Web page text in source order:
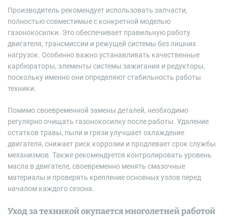
Производитель рекомендует использовать запчасти,
полностью совместимые с конкретной моделью
газонокосилки. Это обеспечивает правильную работу
двигателя, трансмиссии и режущей системы без лишних
нагрузок. Особенно важно устанавливать качественные
карбюраторы, элементы системы зажигания и редукторы,
поскольку именно они определяют стабильность работы
техники.
Помимо своевременной замены деталей, необходимо
регулярно очищать газонокосилку после работы. Удаление
остатков травы, пыли и грязи улучшает охлаждение
двигателя, снижает риск коррозии и продлевает срок службы
механизмов. Также рекомендуется контролировать уровень
масла в двигателе, своевременно менять смазочные
материалы и проверять крепление основных узлов перед
началом каждого сезона.
Уход за техникой окупается многолетней работой